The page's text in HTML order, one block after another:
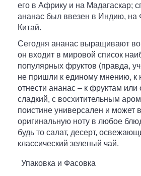
его в Африку и на Мадагаскар;
ананас был ввезен в Индию, на
Китай.
Сегодня ананас выращивают во
он входит в мировой список
популярных фруктов (правда,
не пришли к единому мнению, к
отнести ананас – к фруктам
сладкий, с восхитительным
поистине универсален и может
оригинальную ноту в любое
будь то салат, десерт,
классический зеленый чай.
Упаковка и Фасовка